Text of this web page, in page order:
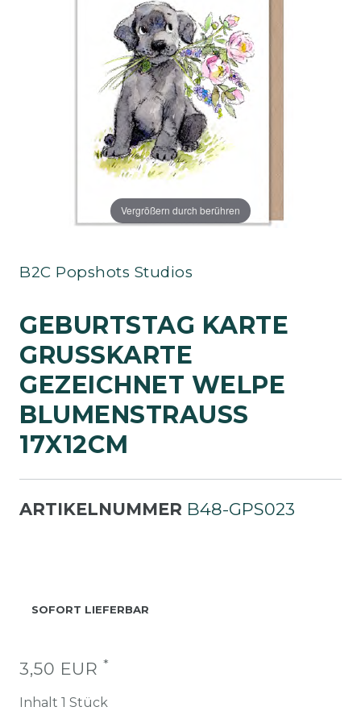
Vergrößern durch berühren
B2C Popshots Studios
GEBURTSTAG KARTE
GRUSSKARTE G
EZEICHNET WELPE B
LUMENSTRAUSS 17
X12CM
ARTIKELNUMMER B48-GPS023
SOFORT LIEFERBAR
3,50 EUR *
Inhalt 1 Stück